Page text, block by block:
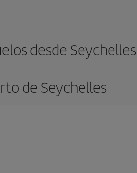
desde Seychelles
de Seychelles